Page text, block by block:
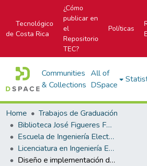
Tecnológico
de Costa Rica
¿Cómo
publicar en
el
Repositorio
TEC?
Políticas
Communities
& Collections
All of
DSpace
Home
Trabajos de Graduación
Biblioteca José Figueres Ferrer
Escuela de Ingeniería Electrónica
Licenciatura en Ingeniería Electrónica
Diseño e implementación de un sistema portátil multiparamétrico para monitoreo remoto de signos vitales